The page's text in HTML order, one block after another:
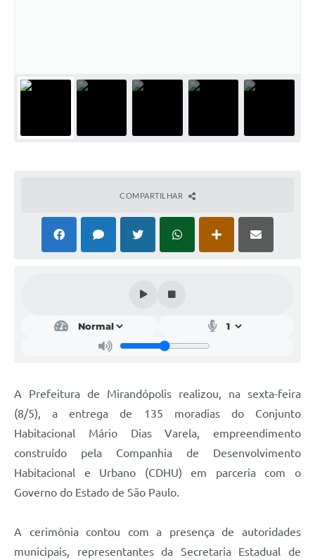
Carta de Serviços
COMPARTILHAR
A Prefeitura de Mirandópolis realizou, na sexta-feira
(8/5), a entrega de 135 moradias do Conjunto
Habitacional Mário Dias Varela, empreendimento
construído pela Companhia de Desenvolvimento
Habitacional e Urbano (CDHU) em parceria com o
Governo do Estado de São Paulo.
A cerimônia contou com a presença de autoridades
municipais, representantes da Secretaria Estadual de